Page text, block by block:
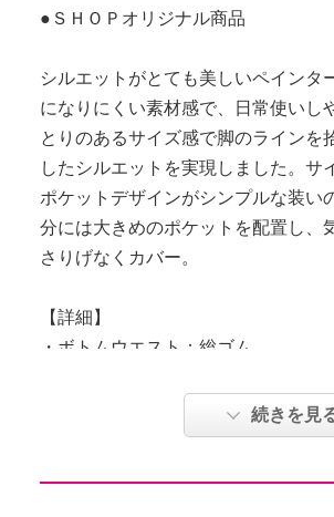
●ＳＨＯＰオリジナル商品
シルエットがとても美しいペインタ
になりにくい素材感で、日常使いし
とりのあるサイズ感で脚のラインを
したシルエットを実現しました。サ
ポケットデザインがシンプルな装い
分には大きめのポケットを配置し、
さりげなくカバー。
【詳細】
・ボトムウエスト：総ゴム
・ポケット：表側（前）２個、表側
続きを見